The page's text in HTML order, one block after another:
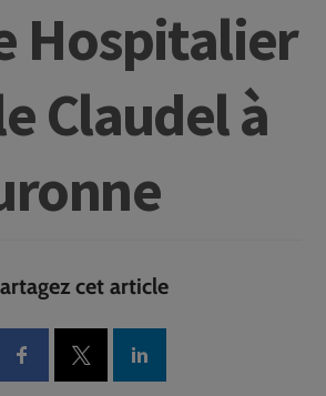
Hospitalier
Claudel à
cet article